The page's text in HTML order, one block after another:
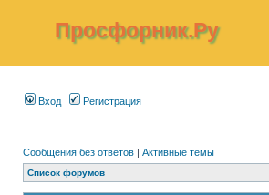
Просфорник.Ру
Вход Регистрация
Сообщения без ответов | Активные темы
Список форумов